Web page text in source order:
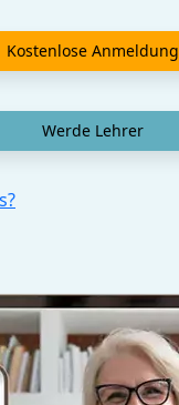
Kostenlose Anmeldung
Werde Lehrer